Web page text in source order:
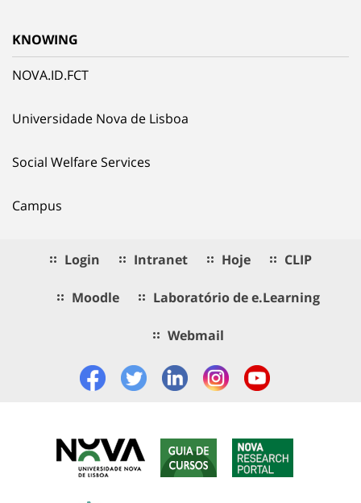
KNOWING
NOVA.ID.FCT
Universidade Nova de Lisboa
Social Welfare Services
Campus
Login Intranet Hoje CLIP
Moodle Laboratório de e.Learning
Webmail